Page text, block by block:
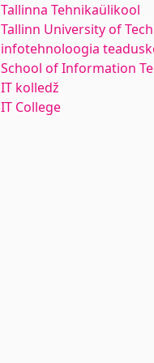
Tallinna Tehnikaülikool
Tallinn University of
infotehnoloogia
School of Information
IT kolledž
IT College